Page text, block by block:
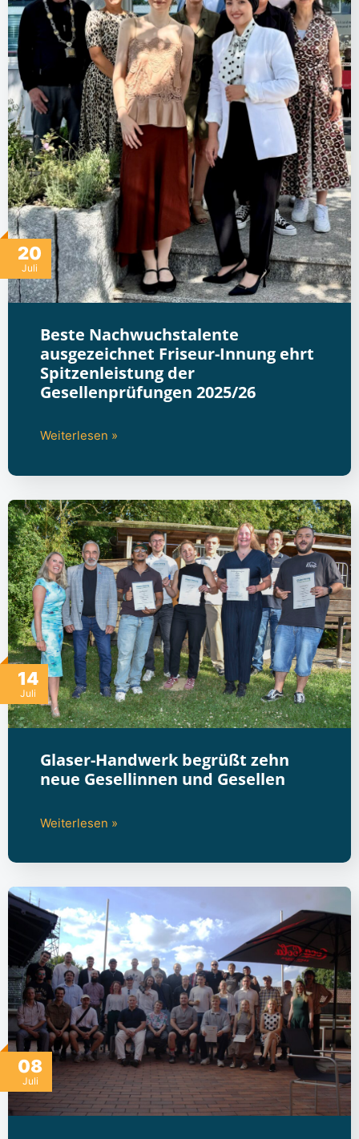
20
Juli
Beste Nachwuchstalente
ausgezeichnet Friseur-Innung ehrt
Spitzenleistung der
Gesellenprüfungen 2025/26
Weiterlesen »
14
Juli
Glaser-Handwerk begrüßt zehn
neue Gesellinnen und Gesellen
Weiterlesen »
08
Juli